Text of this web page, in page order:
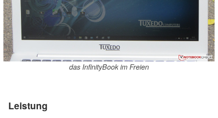
das InfinityBook im Freien
Leistung